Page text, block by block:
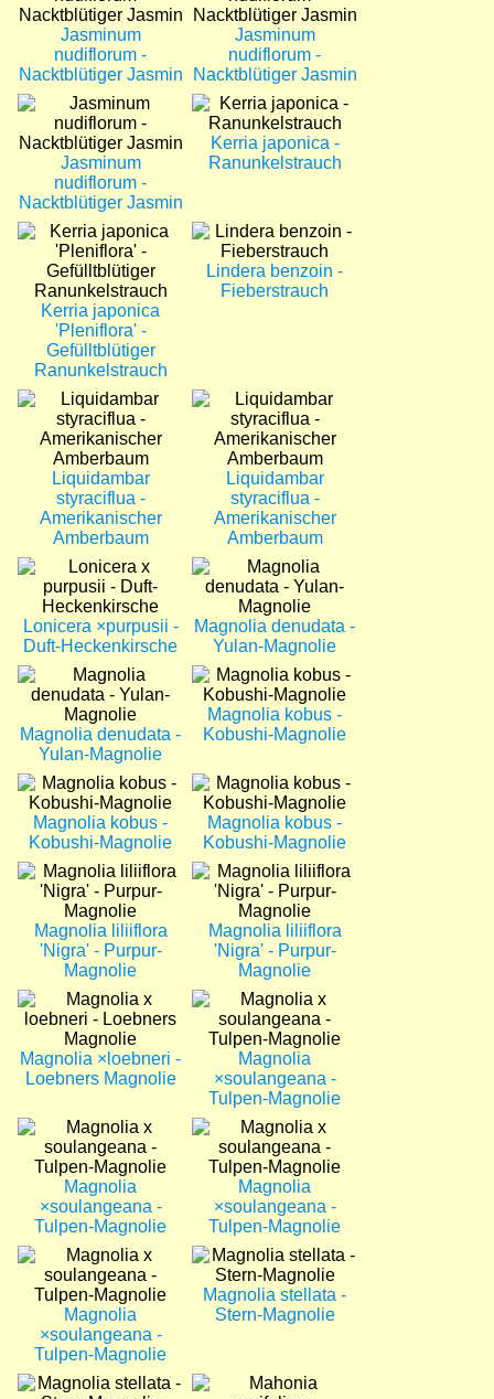
Jasminum
nudiflorum -
Nacktblütiger Jasmin
Jasminum
nudiflorum -
Nacktblütiger Jasmin
Bild
Jasminum
nudiflorum -
Nacktblütiger Jasmin
Bild
Kerria japonica -
Ranunkelstrauch
Bild
Kerria japonica
'Pleniflora' -
Gefülltblütiger
Ranunkelstrauch
Bild
Lindera benzoin -
Fieberstrauch
Bild
Liquidambar
styraciflua -
Amerikanischer
Amberbaum
Bild
Liquidambar
styraciflua -
Amerikanischer
Amberbaum
Bild
Lonicera ×purpusii -
Duft-Heckenkirsche
Bild
Magnolia denudata -
Yulan-Magnolie
Bild
Magnolia denudata -
Yulan-Magnolie
Bild
Magnolia kobus -
Kobushi-Magnolie
Bild
Magnolia kobus -
Kobushi-Magnolie
Bild
Magnolia kobus -
Kobushi-Magnolie
Bild
Magnolia liliiflora
'Nigra' - Purpur-
Magnolie
Bild
Magnolia liliiflora
'Nigra' - Purpur-
Magnolie
Bild
Magnolia ×loebneri -
Loebners Magnolie
Bild
Magnolia
×soulangeana -
Tulpen-Magnolie
Bild
Magnolia
×soulangeana -
Tulpen-Magnolie
Bild
Magnolia
×soulangeana -
Tulpen-Magnolie
Bild
Magnolia
×soulangeana -
Tulpen-Magnolie
Bild
Magnolia stellata -
Stern-Magnolie
Bild Bild